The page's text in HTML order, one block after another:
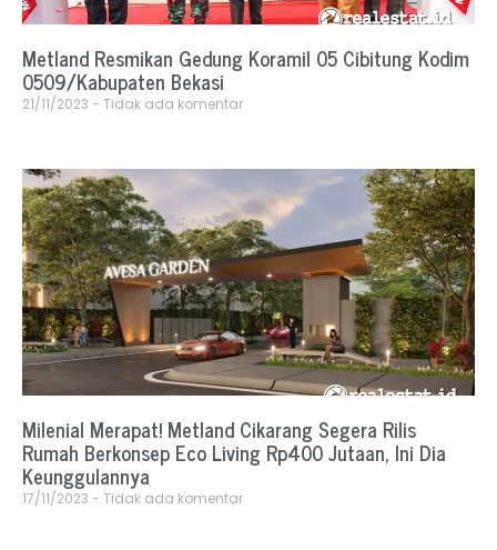
Metland Resmikan Gedung Koramil 05 Cibitung Kodim
0509/Kabupaten Bekasi
21/11/2023 Tidak ada komentar
Milenial Merapat! Metland Cikarang Segera Rilis
Rumah Berkonsep Eco Living Rp400 Jutaan, Ini Dia
Keunggulannya
17/11/2023 Tidak ada komentar